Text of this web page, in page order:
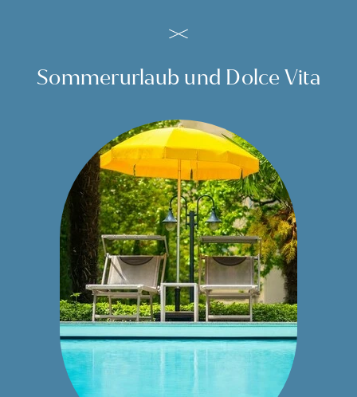
Sommerurlaub und Dolce Vita
Einfach märchenhaft schön.